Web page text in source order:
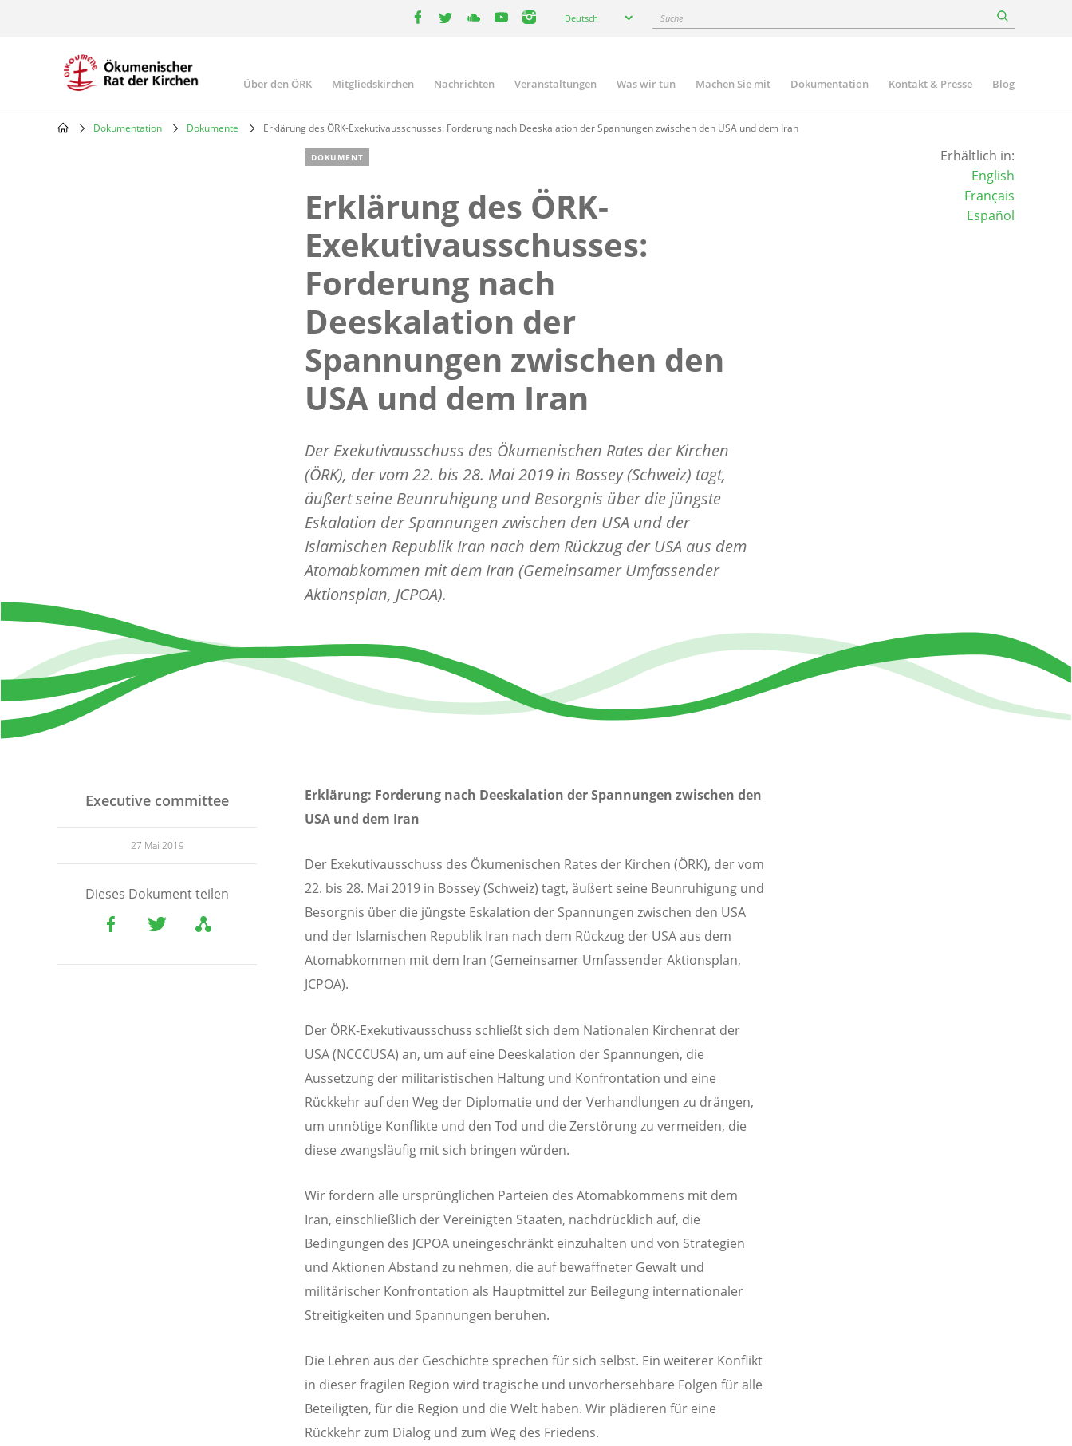
Deutsch Suche
Main
navigation
Über den ÖRK Mitgliedskirchen Nachrichten Veranstaltungen Was wir tun Machen Sie mit Dokumentation Kontakt & Presse Blog
Dokumentation Dokumente Erklärung des ÖRK-Exekutivausschusses: Forderung nach Deeskalation der Spannungen zwischen den USA und dem Iran
DOKUMENT
Erklärung des ÖRK-
Exekutivausschusses:
Forderung nach
Deeskalation der
Spannungen zwischen den
USA und dem Iran
Der Exekutivausschuss des Ökumenischen Rates der Kirchen
(ÖRK), der vom 22. bis 28. Mai 2019 in Bossey (Schweiz) tagt,
äußert seine Beunruhigung und Besorgnis über die jüngste
Eskalation der Spannungen zwischen den USA und der
Islamischen Republik Iran nach dem Rückzug der USA aus dem
Atomabkommen mit dem Iran (Gemeinsamer Umfassender
Aktionsplan, JCPOA).
Erhältlich in:
English
Français
Español
Executive committee
27 Mai 2019
Dieses Dokument teilen
Erklärung: Forderung nach Deeskalation der Spannungen zwischen den
USA und dem Iran
Der Exekutivausschuss des Ökumenischen Rates der Kirchen (ÖRK), der vom
22. bis 28. Mai 2019 in Bossey (Schweiz) tagt, äußert seine Beunruhigung und
Besorgnis über die jüngste Eskalation der Spannungen zwischen den USA
und der Islamischen Republik Iran nach dem Rückzug der USA aus dem
Atomabkommen mit dem Iran (Gemeinsamer Umfassender Aktionsplan,
JCPOA).
Der ÖRK-Exekutivausschuss schließt sich dem Nationalen Kirchenrat der
USA (NCCCUSA) an, um auf eine Deeskalation der Spannungen, die
Aussetzung der militaristischen Haltung und Konfrontation und eine
Rückkehr auf den Weg der Diplomatie und der Verhandlungen zu drängen,
um unnötige Konflikte und den Tod und die Zerstörung zu vermeiden, die
diese zwangsläufig mit sich bringen würden.
Wir fordern alle ursprünglichen Parteien des Atomabkommens mit dem
Iran, einschließlich der Vereinigten Staaten, nachdrücklich auf, die
Bedingungen des JCPOA uneingeschränkt einzuhalten und von Strategien
und Aktionen Abstand zu nehmen, die auf bewaffneter Gewalt und
militärischer Konfrontation als Hauptmittel zur Beilegung internationaler
Streitigkeiten und Spannungen beruhen.
Die Lehren aus der Geschichte sprechen für sich selbst. Ein weiterer Konflikt
in dieser fragilen Region wird tragische und unvorhersehbare Folgen für alle
Beteiligten, für die Region und die Welt haben. Wir plädieren für eine
Rückkehr zum Dialog und zum Weg des Friedens.